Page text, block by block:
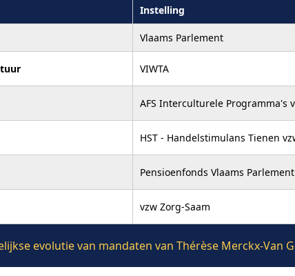
Instelling
Vlaams Parlement
VIWTA
AFS Interculturele Programma's
HST - Handelstimulans Tienen
Pensioenfonds Vlaams
vzw Zorg-Saam
evolutie van mandaten van Thérèse Merckx-Van